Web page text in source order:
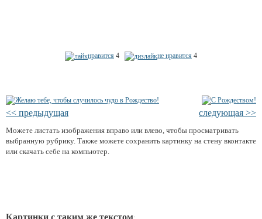
нравится 4 не нравится 4
<< предыдущая следующая >>
Можете листать изображения вправо или влево, чтобы просматривать
выбранную рубрику. Также можете сохранить картинку на стену вконтакте
или скачать себе на компьютер.